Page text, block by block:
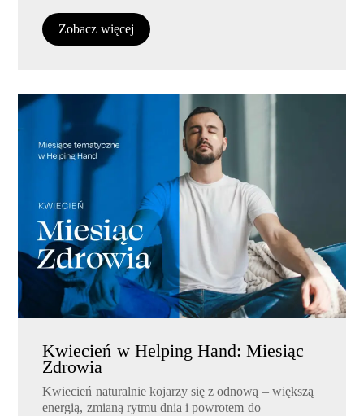
Zobacz więcej
Kwiecień w Helping Hand: Miesiąc
Zdrowia
Kwiecień naturalnie kojarzy się z odnową – większą
energią, zmianą rytmu dnia i powrotem do